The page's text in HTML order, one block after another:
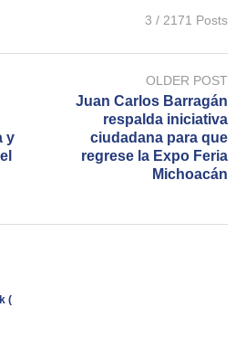
3 / 2171 Posts
y
OLDER POST
Juan Carlos Barragán
respalda iniciativa
ciudadana para que
regrese la Expo Feria
Michoacán
(